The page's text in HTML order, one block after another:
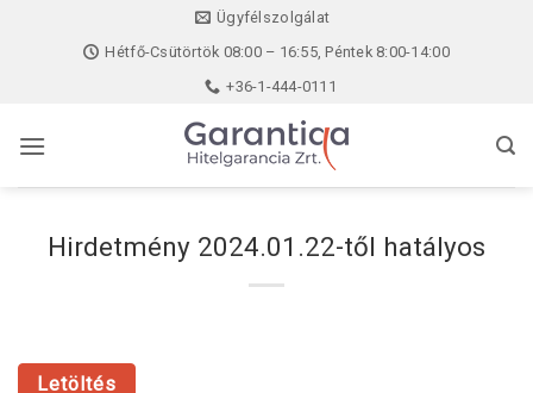
Ügyfélszolgálat
Hétfő-Csütörtök 08:00 – 16:55, Péntek 8:00-14:00
+36-1-444-0111
Hirdetmény 2024.01.22-től hatályos
Letöltés